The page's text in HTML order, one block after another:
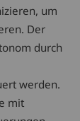
um
Der
durch
werden.
mit